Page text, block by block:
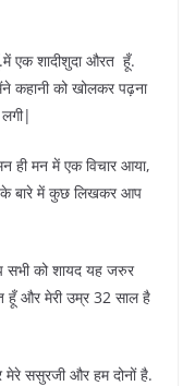
एक शादीशुदा औरत हूँ.
कहानी को खोलकर पढ़ना
ही मन में एक विचार आया,
के बारे में कुछ लिखकर आप
सभी को शायद यह जरुर
हूँ और मेरी उम्र 32 साल है
मेरे ससुरजी और हम दोनों है.